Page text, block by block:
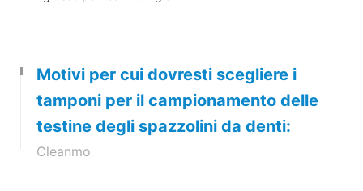
Motivi per cui dovresti scegliere i
tamponi per il campionamento delle
testine degli spazzolini da denti:
Cleanmo